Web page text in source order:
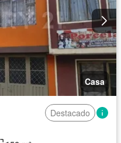
Casa
Destacado